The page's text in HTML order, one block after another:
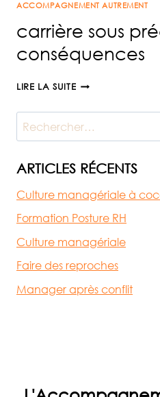
ACCOMPAGNEMENT AUTREMENT
carrière sous
conséquences
LIRE LA SUITECARRIÈRE
PRÉCARISATION
ET
Rechercher :
ARTICLES RÉCENTS
Culture managériale à
Formation Posture RH
Culture managériale
Faire des reproches
Manager après conflit